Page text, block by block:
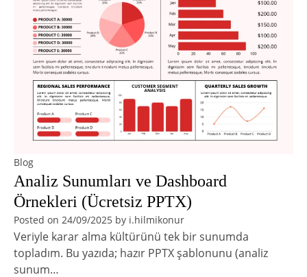
Blog
Analiz Sunumları ve Dashboard
Örnekleri (Ücretsiz PPTX)
Posted on 24/09/2025 by i.hilmikonur
Veriyle karar alma kültürünü tek bir sunumda
topladım. Bu yazıda; hazır PPTX şablonunu (analiz
sunum…